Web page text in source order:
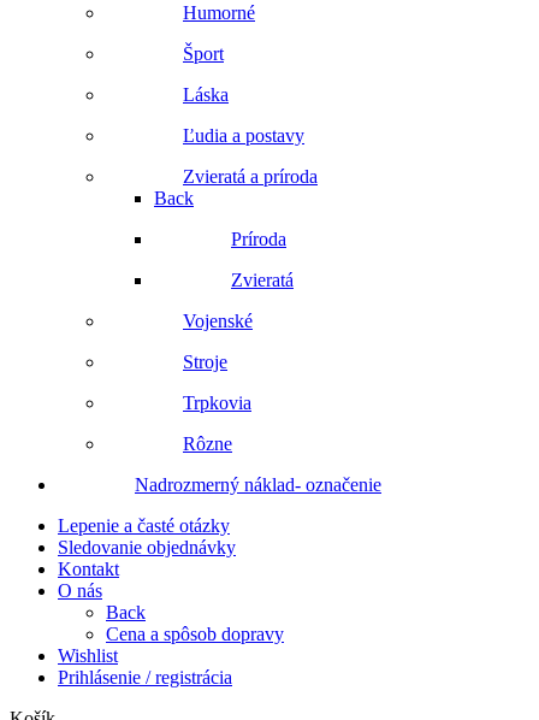
Humorné
Šport
Láska
Ľudia a postavy
Zvieratá a príroda
Back
Príroda
Zvieratá
Vojenské
Stroje
Trpkovia
Rôzne
Nadrozmerný náklad- označenie
Lepenie a časté otázky
Sledovanie objednávky
Kontakt
O nás
Back
Cena a spôsob dopravy
Wishlist
Prihlásenie / registrácia